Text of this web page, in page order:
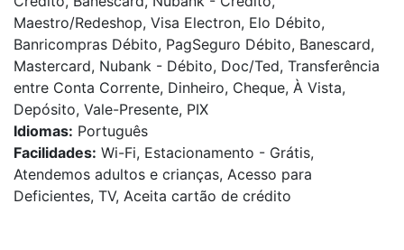
Maestro/Redeshop, Visa Electron, Elo Débito,
Banricompras Débito, PagSeguro Débito, Banescard,
Mastercard, Nubank - Débito, Doc/Ted, Transferência
entre Conta Corrente, Dinheiro, Cheque, À Vista,
Depósito, Vale-Presente, PIX
Idiomas: Português
Facilidades: Wi-Fi, Estacionamento - Grátis,
Atendemos adultos e crianças, Acesso para
Deficientes, TV, Aceita cartão de crédito